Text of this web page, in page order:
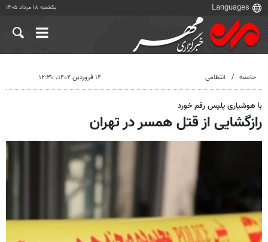
یکشنبه ۱۸ مرداد ۱۴۰۵
جامعه انتظامی ۱۴ فروردین ۱۴۰۲، ۱۲:۳۰
با هوشیاری پلیس رقم خورد
رازگشایی از قتل همسر در تهران